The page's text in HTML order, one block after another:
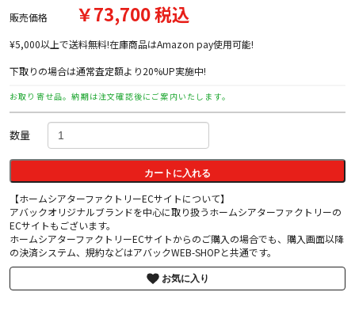
販売価格 ￥73,700 税込
¥5,000以上で送料無料!在庫商品はAmazon pay使用可能!
下取りの場合は通常査定額より20%UP実施中!
お取り寄せ品。納期は注文確認後にご案内いたします。
数量
カートに入れる
【ホームシアターファクトリーECサイトについて】
アバックオリジナルブランドを中心に取り扱うホームシアターファクトリーの
ECサイトもございます。
ホームシアターファクトリーECサイトからのご購入の場合でも、購入画面以降
の決済システム、規約などはアバックWEB-SHOPと共通です。
お気に入り